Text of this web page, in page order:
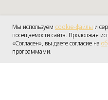
Мы используем cookie-файлы и
посещаемости сайта. Продолжая
«Согласен», вы даёте согласие на
программами.